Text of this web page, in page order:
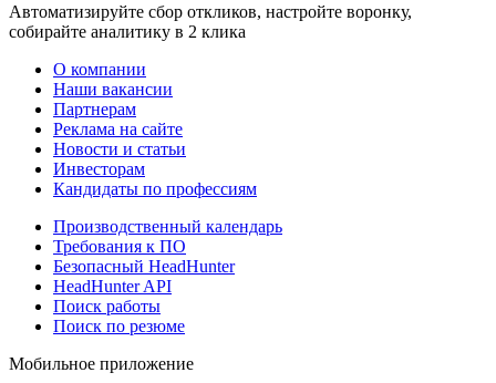
Автоматизируйте сбор откликов, настройте воронку,
собирайте аналитику в 2 клика
О компании
Наши вакансии
Партнерам
Реклама на сайте
Новости и статьи
Инвесторам
Кандидаты по профессиям
Производственный календарь
Требования к ПО
Безопасный HeadHunter
HeadHunter API
Поиск работы
Поиск по резюме
Мобильное приложение